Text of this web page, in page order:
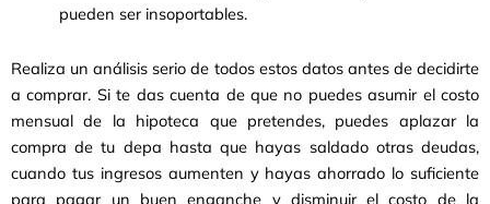
pueden ser insoportables.
Realiza un análisis serio de todos estos datos antes de decidirte
a comprar. Si te das cuenta de que no puedes asumir el costo
mensual de la hipoteca que pretendes, puedes aplazar la
compra de tu depa hasta que hayas saldado otras deudas,
cuando tus ingresos aumenten y hayas ahorrado lo suficiente
para pagar un buen enganche y disminuir el costo de la